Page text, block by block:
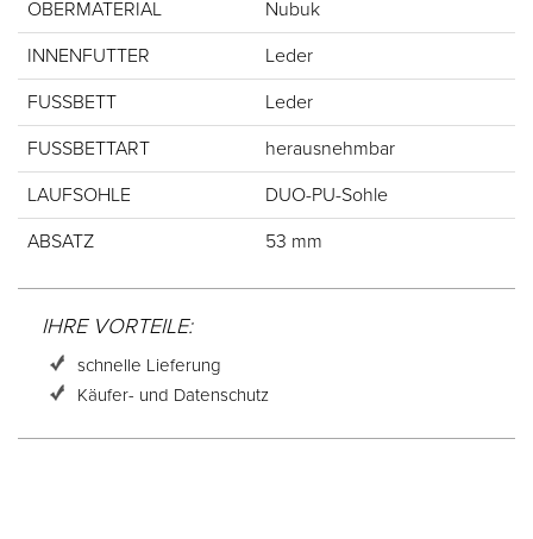
OBERMATERIAL Nubuk
INNENFUTTER Leder
FUSSBETT Leder
FUSSBETTART herausnehmbar
LAUFSOHLE DUO-PU-Sohle
ABSATZ 53 mm
IHRE VORTEILE:
schnelle Lieferung
Käufer- und Datenschutz